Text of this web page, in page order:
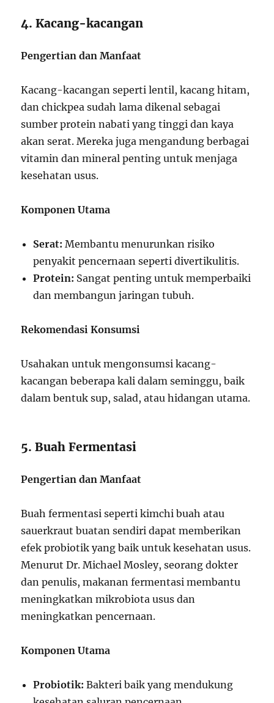
4. Kacang-kacangan
Pengertian dan Manfaat
Kacang-kacangan seperti lentil, kacang hitam,
dan chickpea sudah lama dikenal sebagai
sumber protein nabati yang tinggi dan kaya
akan serat. Mereka juga mengandung berbagai
vitamin dan mineral penting untuk menjaga
kesehatan usus.
Komponen Utama
Serat: Membantu menurunkan risiko
penyakit pencernaan seperti divertikulitis.
Protein: Sangat penting untuk memperbaiki
dan membangun jaringan tubuh.
Rekomendasi Konsumsi
Usahakan untuk mengonsumsi kacang-
kacangan beberapa kali dalam seminggu, baik
dalam bentuk sup, salad, atau hidangan utama.
5. Buah Fermentasi
Pengertian dan Manfaat
Buah fermentasi seperti kimchi buah atau
sauerkraut buatan sendiri dapat memberikan
efek probiotik yang baik untuk kesehatan usus.
Menurut Dr. Michael Mosley, seorang dokter
dan penulis, makanan fermentasi membantu
meningkatkan mikrobiota usus dan
meningkatkan pencernaan.
Komponen Utama
Probiotik: Bakteri baik yang mendukung